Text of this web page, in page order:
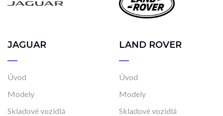
JAGUAR
Úvod
Modely
Skladové vozidlá
LAND ROVER
Úvod
Modely
Skladové vozidlá